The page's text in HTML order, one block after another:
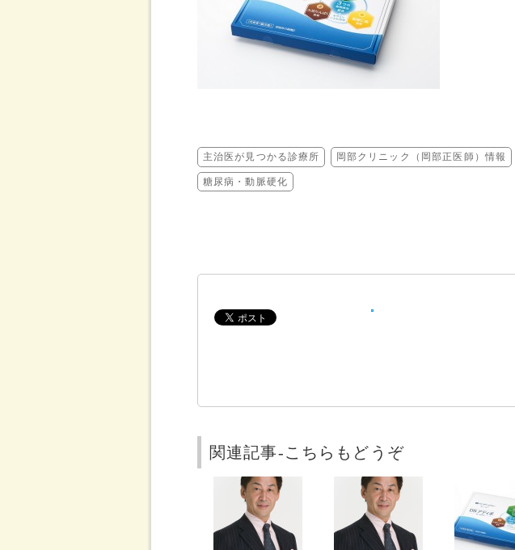
主治医が見つかる診療所 岡部クリニック（岡部正医師）情報
糖尿病・動脈硬化
関連記事-こちらもどうぞ